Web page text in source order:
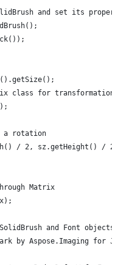
and set its
class for transformation
then a rotation
/ 2,
Matrix
and Font
by Aspose.Imaging